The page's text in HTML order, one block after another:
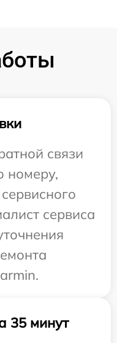
связи
номеру,
сервиса
35 минут